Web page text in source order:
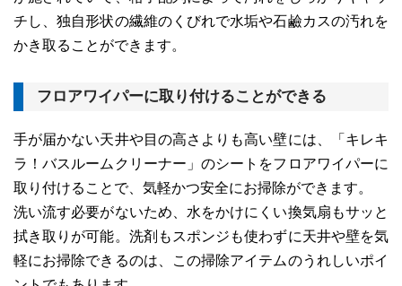
チし、独自形状の繊維のくびれで水垢や石鹼カスの汚れを
かき取ることができます。
フロアワイパーに取り付けることができる
手が届かない天井や目の高さよりも高い壁には、「キレキ
ラ！バスルームクリーナー」のシートをフロアワイパーに
取り付けることで、気軽かつ安全にお掃除ができます。
洗い流す必要がないため、水をかけにくい換気扇もサッと
拭き取りが可能。洗剤もスポンジも使わずに天井や壁を気
軽にお掃除できるのは、この掃除アイテムのうれしいポイ